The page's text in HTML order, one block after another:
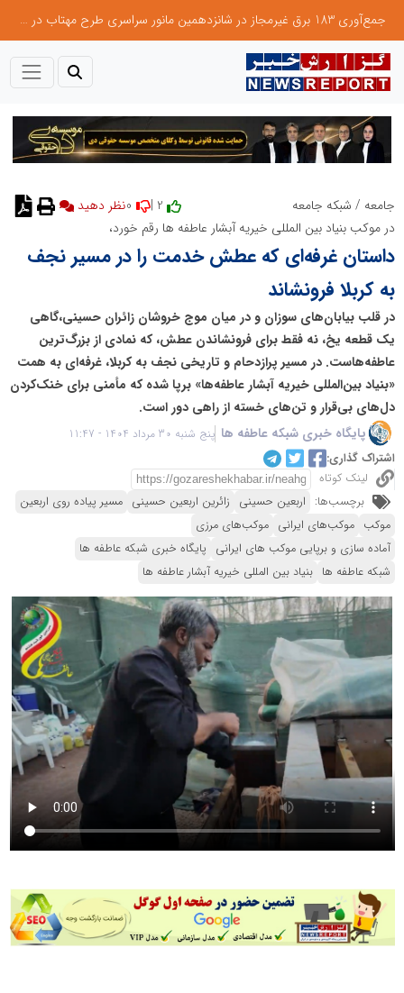
جمع‌آوری 183 برق غیرمجاز در شانزدهمین مانور سراسری طرح مهتاب در استان تهران
جامعه / شبکه جامعه
نظر دهید
در موکب بنیاد بین المللی خیریه آبشار عاطفه ها رقم خورد،
داستان غرفه‌ای که عطش خدمت را در مسیر نجف
به کربلا فرونشاند
در قلب بیابان‌های سوزان و در میان موج خروشان زائران حسینی،گاهی
یک قطعه یخ، نه فقط برای فرونشاندن عطش، که نمادی از بزرگ‌ترین
عاطفه‌هاست. در مسیر پرازدحام و تاریخی نجف به کربلا، غرفه‌ای به همت
«بنیاد بین‌المللی خیریه آبشار عاطفه‌ها» برپا شده که مأمنی برای خنک‌کردن
دل‌های بی‌قرار و تن‌های خسته از راهی دور است.
پایگاه خبری شبکه عاطفه ها پنج شنبه 30 مرداد 1404 - 11:47
اشتراک گذاری:
لینک کوتاه
برچسب‌ها: اربعین حسینی زائرین اربعین حسینی مسیر پیاده روی اربعین
موکب موکب‌های ایرانی موکب‌های مرزی
آماده سازی و برپایی موکب های ایرانی پایگاه خبری شبکه عاطفه ها
شبکه عاطفه ها بنیاد بین المللی خیریه آبشار عاطفه ها